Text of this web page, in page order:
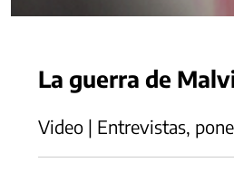
La guerra de
Video | Entrevistas,